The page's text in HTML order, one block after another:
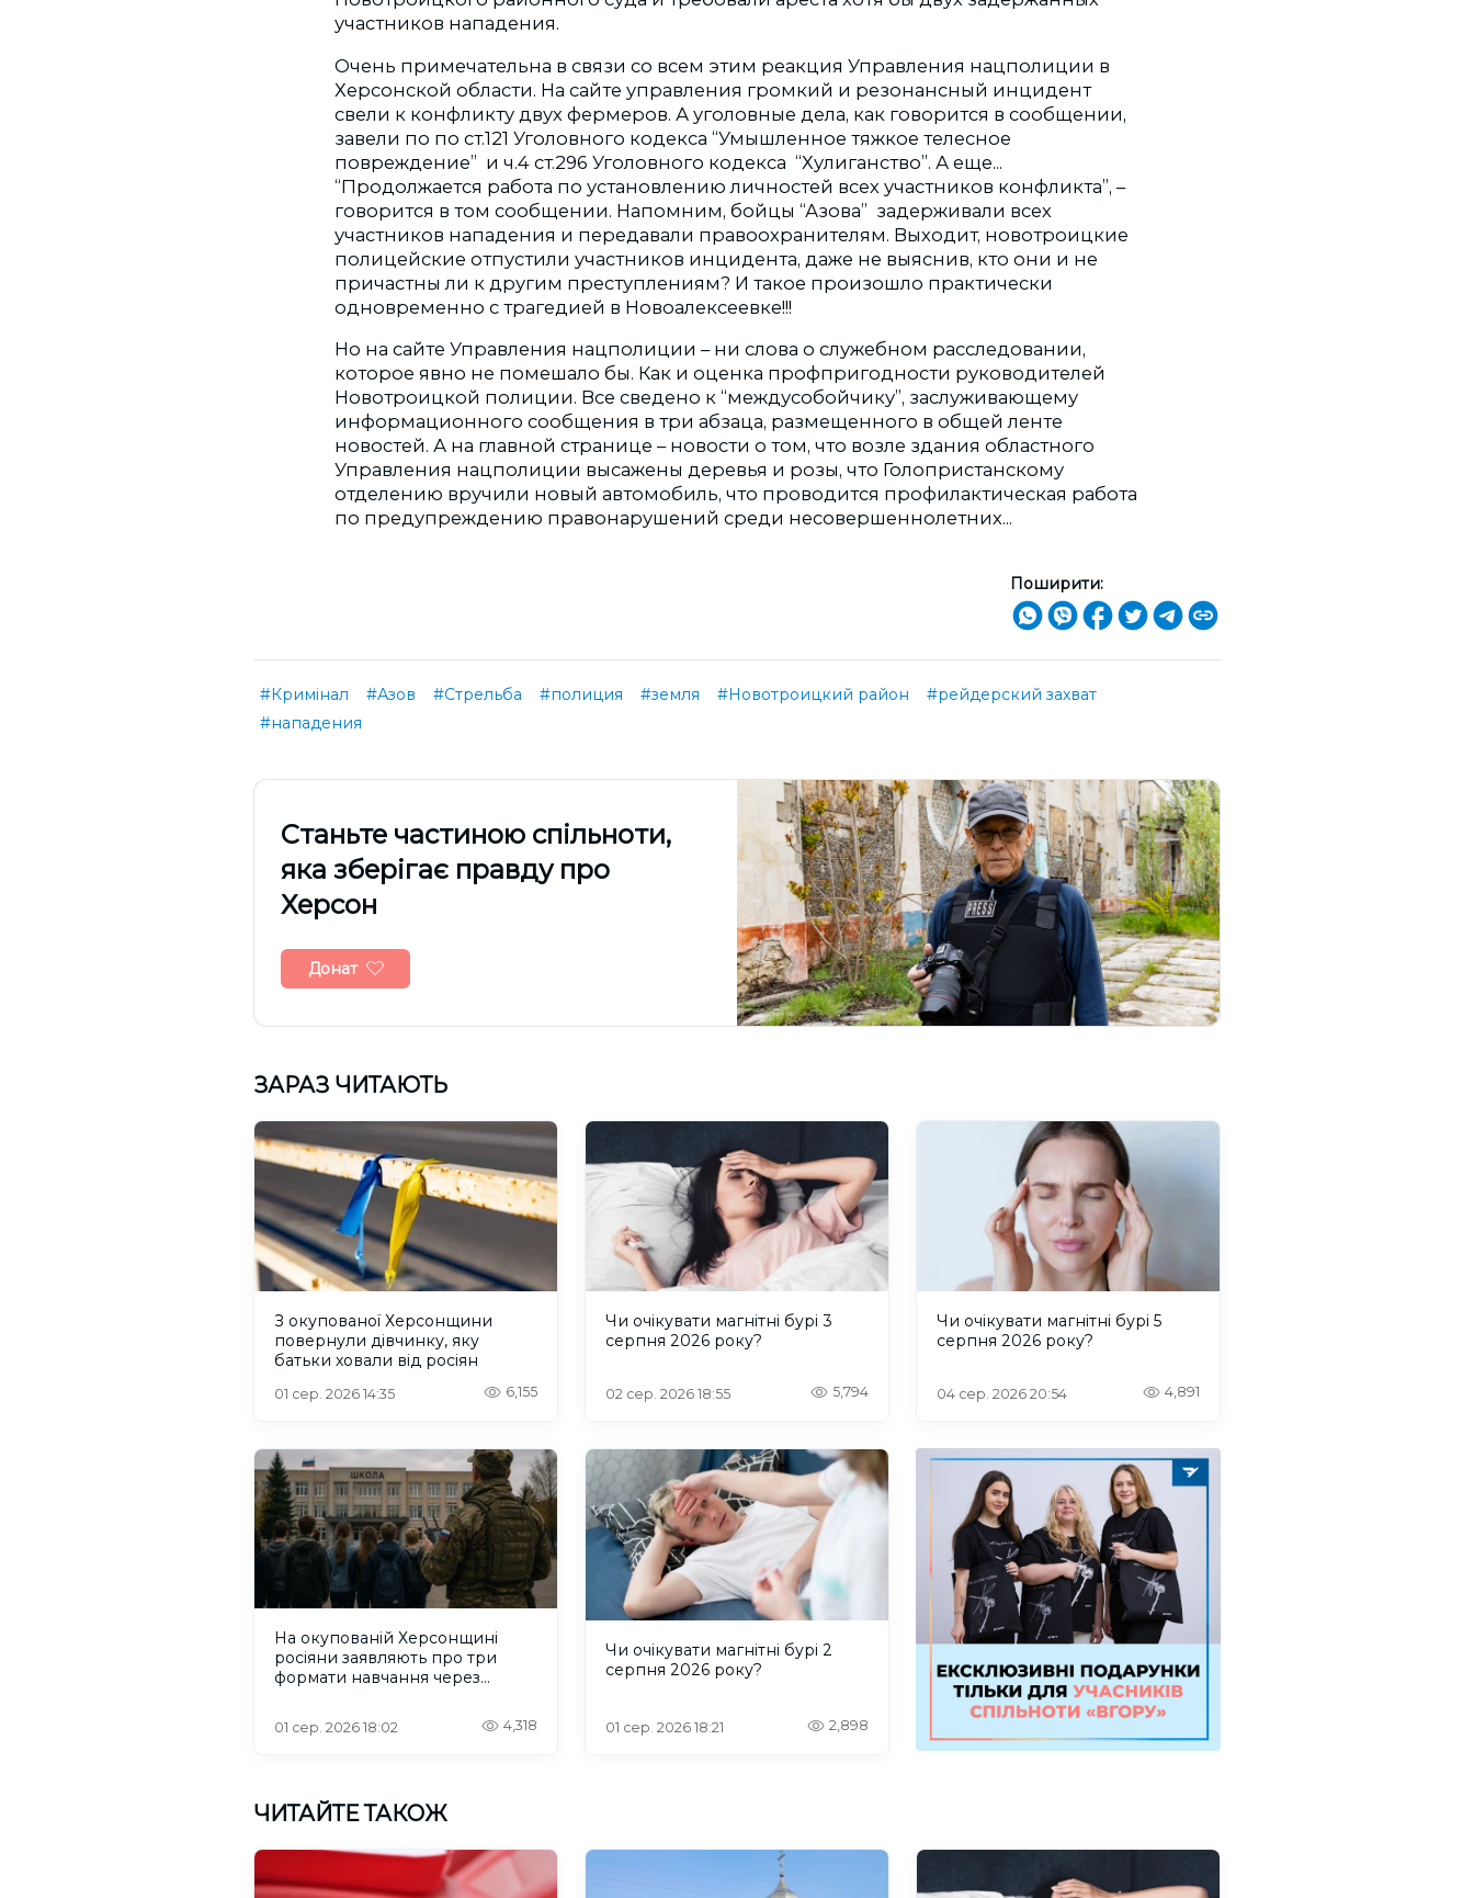
участников нападения.
Очень примечательна в связи со всем этим реакция Управления нацполиции в
Херсонской области. На сайте управления громкий и резонансный инцидент
свели к конфликту двух фермеров. А уголовные дела, как говорится в сообщении,
завели по по ст.121 Уголовного кодекса “Умышленное тяжкое телесное
повреждение” и ч.4 ст.296 Уголовного кодекса “Хулиганство”. А еще...
“Продолжается работа по установлению личностей всех участников конфликта”, –
говорится в том сообщении. Напомним, бойцы “Азова” задерживали всех
участников нападения и передавали правоохранителям. Выходит, новотроицкие
полицейские отпустили участников инцидента, даже не выяснив, кто они и не
причастны ли к другим преступлениям? И такое произошло практически
одновременно с трагедией в Новоалексеевке!!!
Но на сайте Управления нацполиции – ни слова о служебном расследовании,
которое явно не помешало бы. Как и оценка профпригодности руководителей
Новотроицкой полиции. Все сведено к “междусобойчику”, заслуживающему
информационного сообщения в три абзаца, размещенного в общей ленте
новостей. А на главной странице – новости о том, что возле здания областного
Управления нацполиции высажены деревья и розы, что Голопристанскому
отделению вручили новый автомобиль, что проводится профилактическая работа
по предупреждению правонарушений среди несовершеннолетних...
Поширити:
#Кримінал #Азов #Стрельба #полиция #земля #Новотроицкий район
#рейдерский захват
#нападения
Cтаньте частиною спільноти,
яка зберігає правду про
Херсон
Донат
ЗАРАЗ ЧИТАЮТЬ
З окупованої Херсонщини
повернули дівчинку, яку
батьки ховали від росіян
01 сер. 2026 14:35 6,155
Чи очікувати магнітні бурі 3
серпня 2026 року?
02 сер. 2026 18:55 5,794
Чи очікувати магнітні бурі 5
серпня 2026 року?
04 сер. 2026 20:54 4,891
На окупованій Херсонщині
росіяни заявляють про три
формати навчання через
01 сер. 2026 18:02 4,318
Чи очікувати магнітні бурі 2
серпня 2026 року?
01 сер. 2026 18:21 2,898
ЧИТАЙТЕ ТАКОЖ